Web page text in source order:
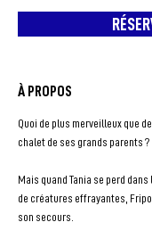
À PROPOS
Quoi de plus merveilleux que
chalet de ses grands parents ?
Mais quand Tania se perd
de créatures effrayantes,
son secours.